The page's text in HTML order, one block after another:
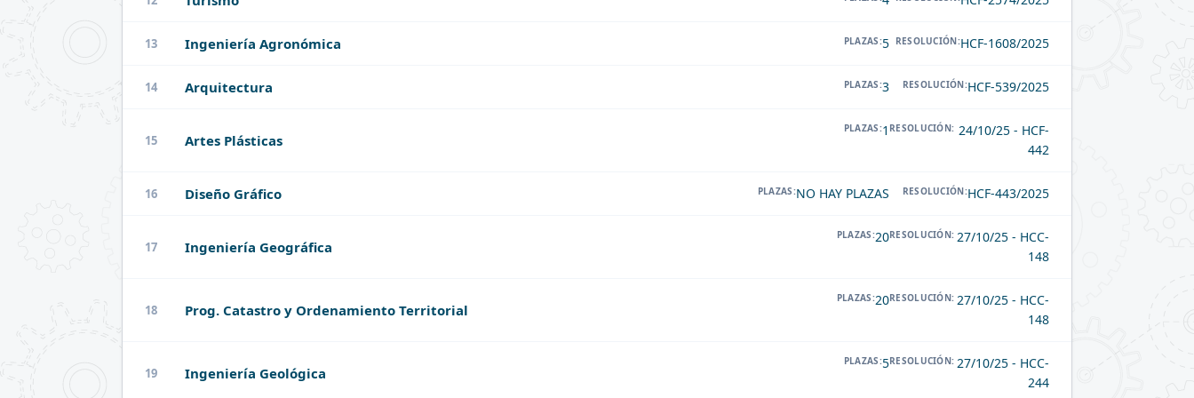
13 Ingeniería Agronómica PLAZAS:5 RESOLUCIÓN:HCF-1608/2025
14 Arquitectura PLAZAS:3 RESOLUCIÓN:HCF-539/2025
15 Artes Plásticas
PLAZAS:1 RESOLUCIÓN: 24/10/25 - HCF-
442
16 Diseño Gráfico PLAZAS:NO HAY PLAZAS RESOLUCIÓN:HCF-443/2025
17 Ingeniería Geográfica
PLAZAS:20RESOLUCIÓN: 27/10/25 - HCC-
148
18 Prog. Catastro y Ordenamiento Territorial
PLAZAS:20RESOLUCIÓN: 27/10/25 - HCC-
148
19 Ingeniería Geológica
PLAZAS:5RESOLUCIÓN: 27/10/25 - HCC-
244